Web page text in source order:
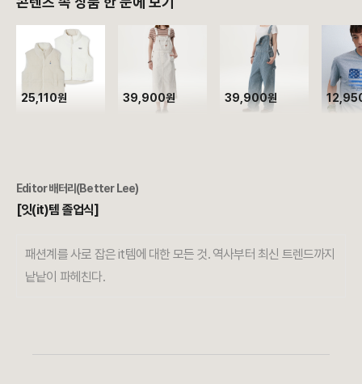
25,110원 39,900원 39,900원
Editor배터리(Better Lee)
[잇(it)템 졸업식]
패션계를 사로 잡은 it템에 대한 모든 것. 역사부터 최신 트렌드까지
낱낱이 파헤친다.